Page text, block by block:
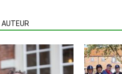
AUTEUR